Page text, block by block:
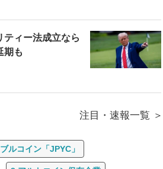
ティー法成立なら
期も
注目・速報一覧
ルコイン「JPYC」